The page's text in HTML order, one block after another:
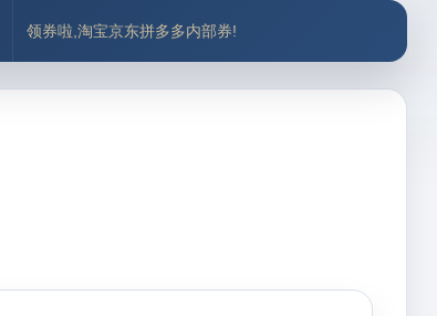
领券啦,淘宝京东拼多多内部券!